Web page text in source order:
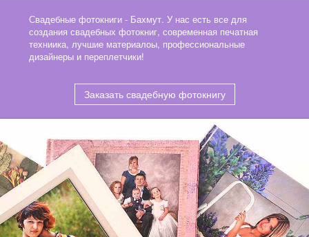
Свадебные фотокниги - Бахмут. У нас есть все для
создания свадебных фотокниг, современная печатная
техниика, лучшие материалоы, профессиональные
дизайнеры и переплетчики!
Заказать свадебную фотокнигу